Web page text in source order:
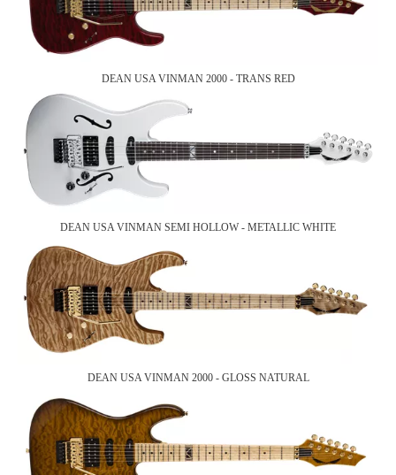
DEAN USA VINMAN 2000 - TRANS RED
DEAN USA VINMAN SEMI HOLLOW - METALLIC WHITE
DEAN USA VINMAN 2000 - GLOSS NATURAL